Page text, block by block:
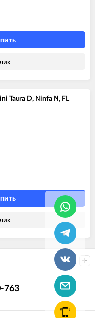
Taura D, Ninfa N, FL
763